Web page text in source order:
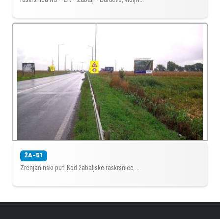
ŽA-51
Zrenjaninski put. Kod žabaljske raskrsnice....